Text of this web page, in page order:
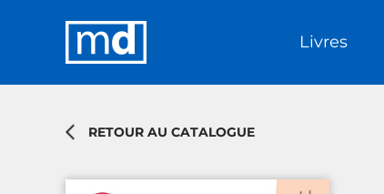
Livres
RETOUR AU CATALOGUE